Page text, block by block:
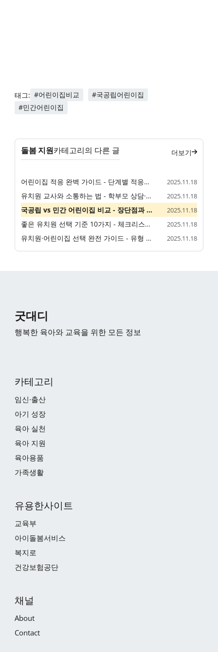
태그: #어린이집비교
#국공립어린이집
#민간어린이집
돌봄 지원카테고리의 다른 글 더보기
어린이집 적응 완벽 가이드 - 단계별 적응법과 분리 불안 대처 2025.11.18
유치원 교사와 소통하는 법 - 학부모 상담·가정 연계 실전 가이드 2025.11.18
국공립 vs 민간 어린이집 비교 - 장단점과 선택 기준 2025.11.18
좋은 유치원 선택 기준 10가지 - 체크리스트로 완벽 비교 2025.11.18
유치원·어린이집 선택 완전 가이드 - 유형 비교부터 입소 절차까지 2025.11.18
굿대디
행복한 육아와 교육을 위한 모든 정보
카테고리
임신·출산
아기 성장
육아 실천
육아 지원
육아용품
가족생활
유용한사이트
교육부
아이돌봄서비스
복지로
건강보험공단
채널
About
Contact